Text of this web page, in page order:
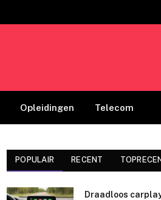
Opleidingen Telecom
POPULAIR RECENT
Draadloos